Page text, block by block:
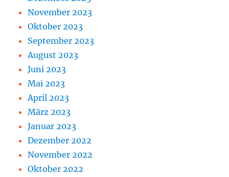
November 2023
Oktober 2023
September 2023
August 2023
Juni 2023
Mai 2023
April 2023
März 2023
Januar 2023
Dezember 2022
November 2022
Oktober 2022